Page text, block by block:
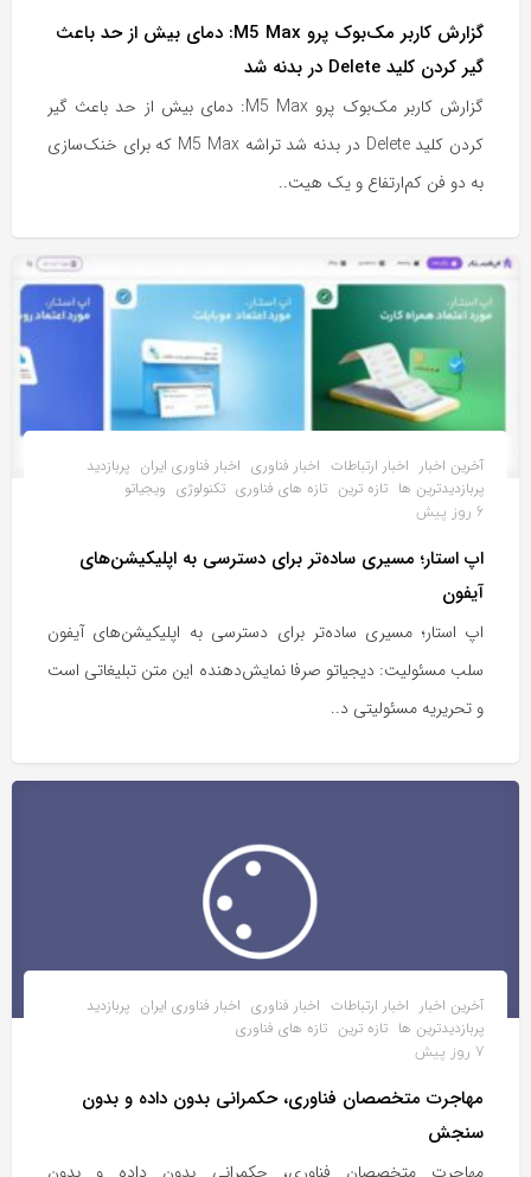
گزارش کاربر مک‌بوک پرو M5 Max: دمای بیش از حد باعث
گیر کردن کلید Delete در بدنه شد
گزارش کاربر مک‌بوک پرو M5 Max: دمای بیش از حد باعث گیر
کردن کلید Delete در بدنه شد تراشه M5 Max که برای خنک‌سازی
به دو فن کم‌ارتفاع و یک هیت‌..
آخرین اخبار اخبار ارتباطات اخبار فناوری اخبار فناوری ایران پربازدید
پربازدیدترین ها تازه ترین تازه های فناوری تکنولوژی ویجیاتو
6 روز پیش
اپ استار؛ مسیری ساده‌تر برای دسترسی به اپلیکیشن‌های
آیفون
اپ استار؛ مسیری ساده‌تر برای دسترسی به اپلیکیشن‌های آیفون
سلب مسئولیت: دیجیاتو صرفا نمایش‌دهنده این متن تبلیغاتی است
و تحریریه مسئولیتی د..
آخرین اخبار اخبار ارتباطات اخبار فناوری اخبار فناوری ایران پربازدید
پربازدیدترین ها تازه ترین تازه های فناوری
7 روز پیش
مهاجرت متخصصان فناوری، حکمرانی بدون داده و بدون
سنجش